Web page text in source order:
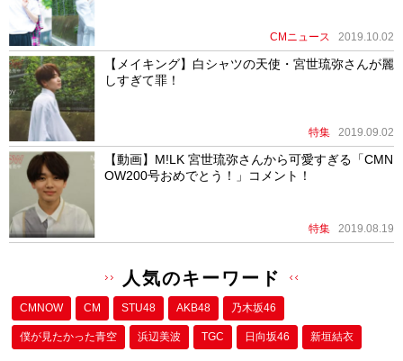
CMニュース 2019.10.02
【メイキング】白シャツの天使・宮世琉弥さんが麗
しすぎて罪！
特集 2019.09.02
【動画】M!LK 宮世琉弥さんから可愛すぎる「CMN
OW200号おめでとう！」コメント！
特集 2019.08.19
人気のキーワード
CMNOW CM STU48 AKB48 乃木坂46
僕が⾒たかった⻘空 浜辺美波 TGC 日向坂46 新垣結衣